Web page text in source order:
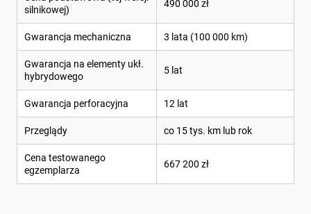
silnikowej)
490 000 zł
Gwarancja mechaniczna 3 lata (100 000 km)
Gwarancja na elementy ukł.
hybrydowego
5 lat
Gwarancja perforacyjna 12 lat
Przeglądy co 15 tys. km lub rok
Cena testowanego
egzemplarza
667 200 zł